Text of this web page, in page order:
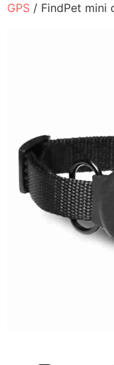
GPS / FindPet mini